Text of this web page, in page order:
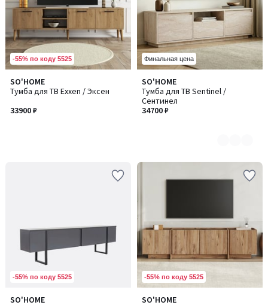
-55% по коду 5525
SO'HOME
Тумба для ТВ Exxen / Эксен
33900 ₽
Финальная цена
SO'HOME
Тумба для ТВ Sentinel /
Сентинел
34700 ₽
Количество
цветов:
3
-55% по коду 5525
SO'HOME
-55% по коду 5525
SO'HOME
Количество